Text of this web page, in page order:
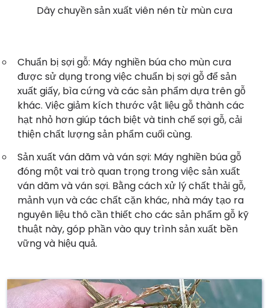
Dây chuyền sản xuất viên nén từ mùn cưa
Chuẩn bị sợi gỗ: Máy nghiền búa cho mùn cưa
được sử dụng trong việc chuẩn bị sợi gỗ để sản
xuất giấy, bìa cứng và các sản phẩm dựa trên gỗ
khác. Việc giảm kích thước vật liệu gỗ thành các
hạt nhỏ hơn giúp tách biệt và tinh chế sợi gỗ, cải
thiện chất lượng sản phẩm cuối cùng.
Sản xuất ván dăm và ván sợi: Máy nghiền búa gỗ
đóng một vai trò quan trọng trong việc sản xuất
ván dăm và ván sợi. Bằng cách xử lý chất thải gỗ,
mảnh vụn và các chất cặn khác, nhà máy tạo ra
nguyên liệu thô cần thiết cho các sản phẩm gỗ kỹ
thuật này, góp phần vào quy trình sản xuất bền
vững và hiệu quả.